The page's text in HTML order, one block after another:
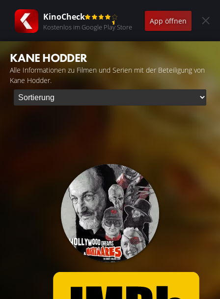
KinoCheck
Kostenlos im Google Play Store
App öffnen
KANE HODDER
Alle Informationen zu Filmen und Serien mit der Beteiligung von
Kane Hodder.